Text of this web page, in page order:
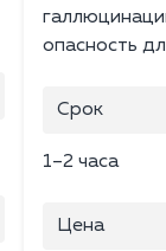
опасность
Срок
1–2 часа
Цена